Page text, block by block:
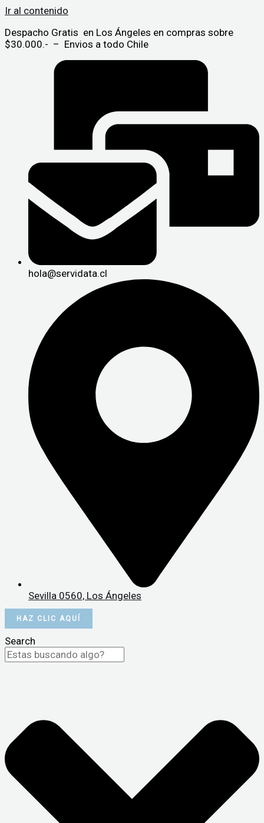
Ir al contenido
Despacho Gratis en Los Ángeles en compras sobre
$30.000.- – Envios a todo Chile
hola@servidata.cl
Sevilla 0560, Los Ángeles
HAZ CLIC AQUÍ
Search